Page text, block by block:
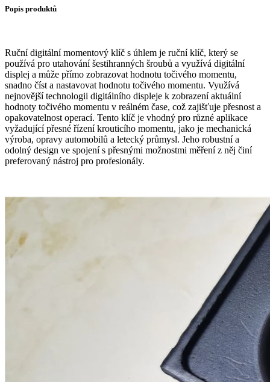
Popis produktů
Ruční digitální momentový klíč s úhlem je ruční klíč, který se
používá pro utahování šestihranných šroubů a využívá digitální
displej a může přímo zobrazovat hodnotu točivého momentu,
snadno číst a nastavovat hodnotu točivého momentu. Využívá
nejnovější technologii digitálního displeje k zobrazení aktuální
hodnoty točivého momentu v reálném čase, což zajišťuje přesnost a
opakovatelnost operací. Tento klíč je vhodný pro různé aplikace
vyžadující přesné řízení krouticího momentu, jako je mechanická
výroba, opravy automobilů a letecký průmysl. Jeho robustní a
odolný design ve spojení s přesnými možnostmi měření z něj činí
preferovaný nástroj pro profesionály.